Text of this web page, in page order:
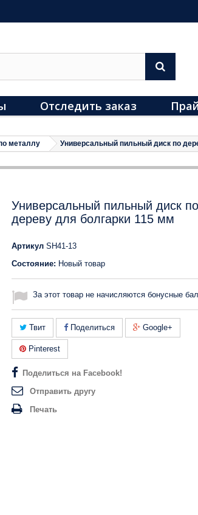
Отследить заказ
металлу Универсальный пильный диск по
Универсальный пильный диск по
дереву для болгарки 115 мм
Артикул SH41-13
Состояние: Новый товар
За этот товар не начисляются бонусные
Твит Поделиться Google+
Pinterest
Поделиться на Facebook!
Отправить другу
Печать